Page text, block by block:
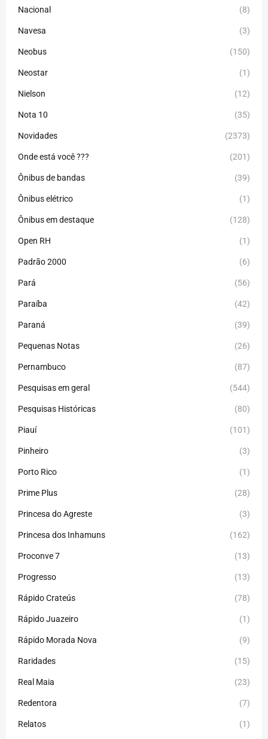
Nacional (8)
Navesa (3)
Neobus (150)
Neostar (1)
Nielson (12)
Nota 10 (35)
Novidades (2373)
Onde está você ??? (201)
Ônibus de bandas (39)
Ônibus elétrico (1)
Ônibus em destaque (128)
Open RH (1)
Padrão 2000 (6)
Pará (56)
Paraíba (42)
Paraná (39)
Pequenas Notas (26)
Pernambuco (87)
Pesquisas em geral (544)
Pesquisas Históricas (80)
Piauí (101)
Pinheiro (3)
Porto Rico (1)
Prime Plus (28)
Princesa do Agreste (3)
Princesa dos Inhamuns (162)
Proconve 7 (13)
Progresso (13)
Rápido Crateús (78)
Rápido Juazeiro (1)
Rápido Morada Nova (9)
Raridades (15)
Real Maia (23)
Redentora (7)
Relatos (1)